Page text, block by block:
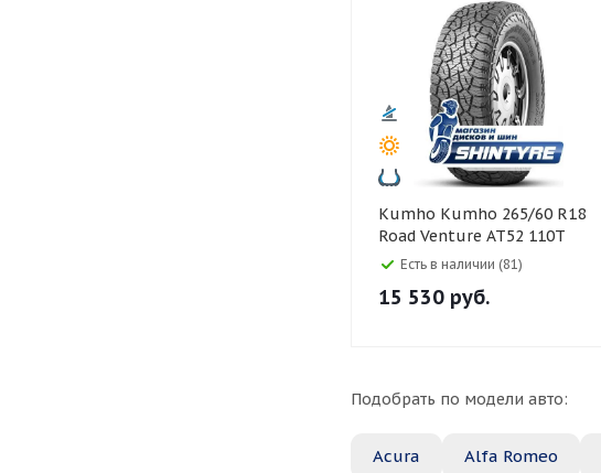
Kumho Kumho 265/60 R18
Road Venture AT52 110T
Есть в наличии (81)
15 530 руб.
Подобрать по модели авто:
Acura Alfa Romeo